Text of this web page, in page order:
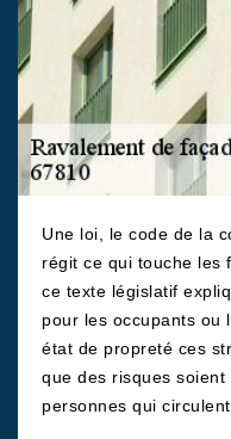
Une loi, le code de la
régit ce qui touche les
ce texte législatif
pour les occupants ou
état de propreté ces
que des risques
personnes qui